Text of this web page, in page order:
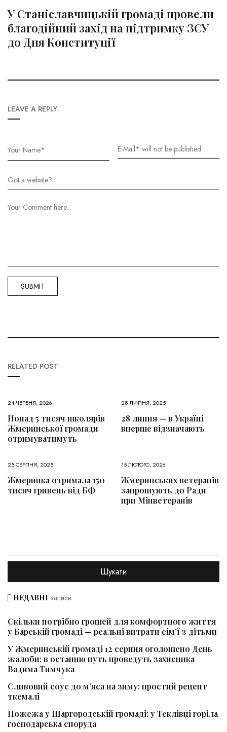
У Станіславчицькій громаді провели
благодійний захід на підтримку ЗСУ
до Дня Конституції
LEAVE A REPLY
RELATED POST
24 ЧЕРВНЯ, 2026
Понад 5 тисяч школярів
Жмеринської громади
отримуватимуть
28 ЛИПНЯ, 2025
28 липня — в Україні
вперше відзначають
25 СЕРПНЯ, 2025
Жмеринка отримала 150
тисяч гривень від БФ
15 ЛЮТОГО, 2026
Жмеринських ветеранів
запрошують до Ради
при Мінветеранів
НЕДАВНІ записи
Скільки потрібно грошей для комфортного життя
у Барській громаді — реальні витрати сім’ї з дітьми
У Жмеринській громаді 12 серпня оголошено День
жалоби: в останню путь проведуть захисника
Вадима Тимчука
Сливовий соус до м’яса на зиму: простий рецепт
ткемалі
Пожежа у Шаргородській громаді: у Теклівці горіла
господарська споруда